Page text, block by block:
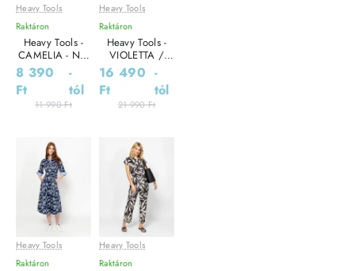
Leárazás
Outlet Ár
Heavy Tools
Raktáron
Heavy Tools -
CAMELIA - Női
póló
8 390
Ft
-
tól
11 990 Ft
Leárazás
Heavy Tools
Raktáron
Heavy Tools -
VIOLETTA /
SUMMER - Női
ruha
16 490
Ft
-
tól
21 990 Ft
Leárazás
Heavy Tools
Raktáron
Leárazás
Heavy Tools
Raktáron